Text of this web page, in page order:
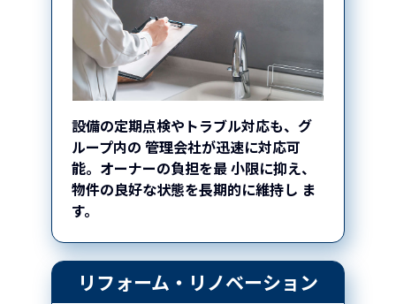
設備の定期点検やトラブル対応も、グ
ループ内の 管理会社が迅速に対応可
能。オーナーの負担を最小限に抑え、
物件の良好な状態を長期的に維持し ま
す。
リフォーム・リノベーション